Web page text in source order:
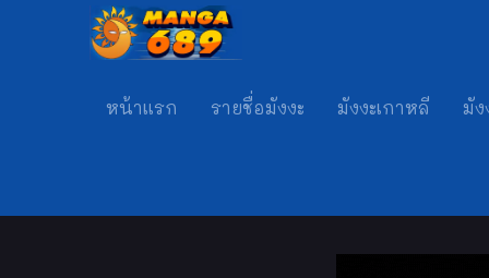
หน้าแรก รายชื่อมังงะ มังงะเกาหลี มั